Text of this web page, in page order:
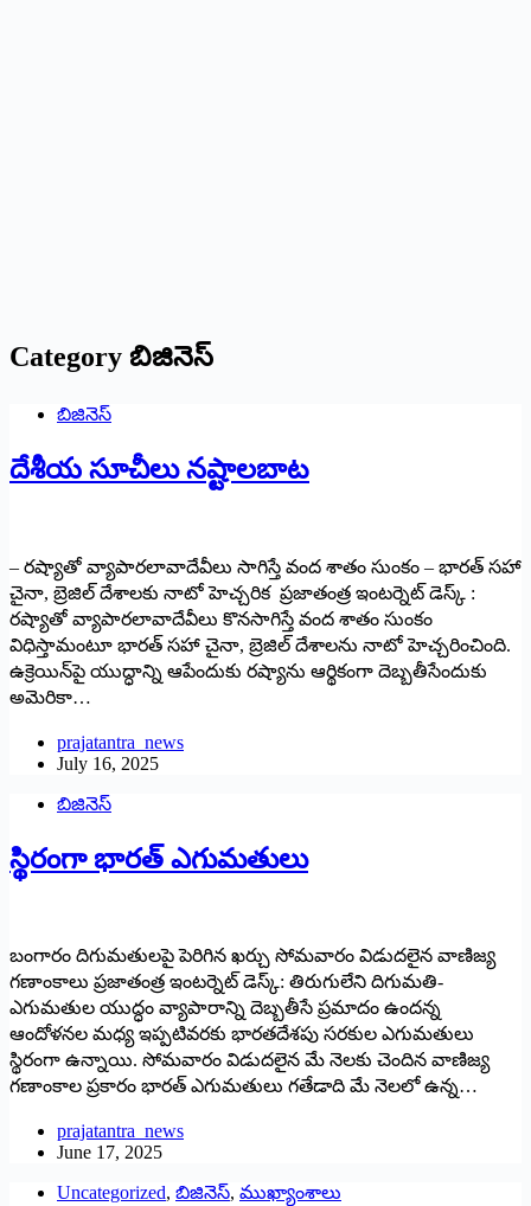
Category బిజినెస్
బిజినెస్
దేశీయ సూచీలు నష్టాలబాట
– రష్యాతో వ్యాపారలావాదేవీలు సాగిస్తే వంద శాతం సుంకం – భారత్‌ సహా
చైనా, బ్రెజిల్‌ దేశాలకు నాటో హెచ్చరిక ప్రజాతంత్ర ఇంటర్నెట్‌ డెస్క్‌ :
రష్యాతో వ్యాపారలావాదేవీలు కొనసాగిస్తే వంద శాతం సుంకం
విధిస్తామంటూ భారత్‌ సహా చైనా, బ్రెజిల్‌ దేశాలను నాటో హెచ్చరించింది.
ఉక్రెయిన్‌పై యుద్ధాన్ని ఆపేందుకు రష్యాను ఆర్థికంగా దెబ్బతీసేందుకు
అమెరికా…
prajatantra_news
July 16, 2025
బిజినెస్
స్థిరంగా భారత్‌ ఎగుమతులు
బంగారం దిగుమతులపై పెరిగిన ఖర్చు సోమవారం విడుదలైన వాణిజ్య
గణాంకాలు ప్రజాతంత్ర ఇంటర్నెట్‌ డెస్క్‌: తిరుగులేని దిగుమతి-
ఎగుమతుల యుద్ధం వ్యాపారాన్ని దెబ్బతీసే ప్రమాదం ఉందన్న
ఆందోళనల మధ్య ఇప్పటివరకు భారతదేశపు సరకుల ఎగుమతులు
స్థిరంగా ఉన్నాయి. సోమవారం విడుదలైన మే నెలకు చెందిన వాణిజ్య
గణాంకాల ప్రకారం భారత్‌ ఎగుమతులు గతేడాది మే నెలలో ఉన్న…
prajatantra_news
June 17, 2025
Uncategorized, బిజినెస్, ముఖ్యాంశాలు